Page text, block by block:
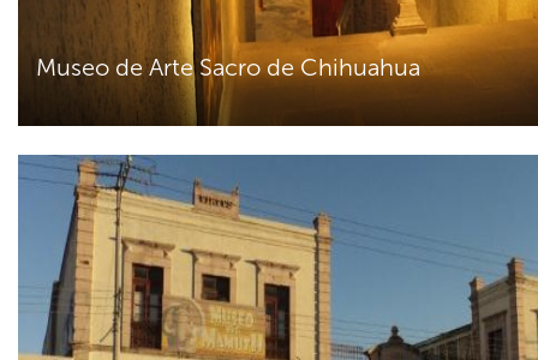
Museo de Arte Sacro de Chihuahua